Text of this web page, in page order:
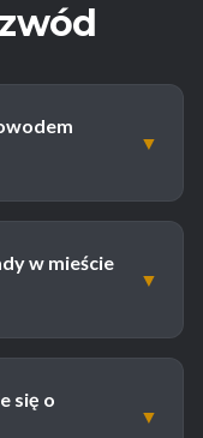
▼
w mieście
▼
się o
▼